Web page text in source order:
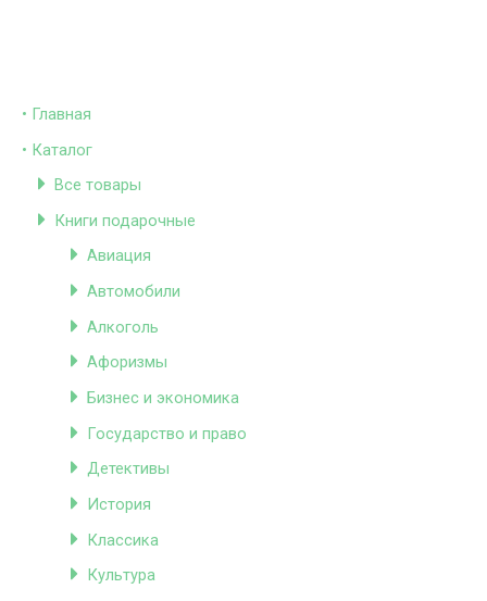
• Главная
• Каталог
Все товары
Книги подарочные
Авиация
Автомобили
Алкоголь
Афоризмы
Бизнес и экономика
Государство и право
Детективы
История
Классика
Культура